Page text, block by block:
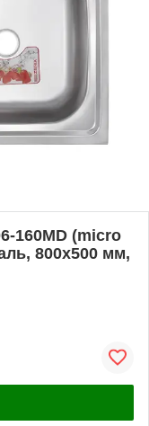
160MD (micro
800x500 мм,